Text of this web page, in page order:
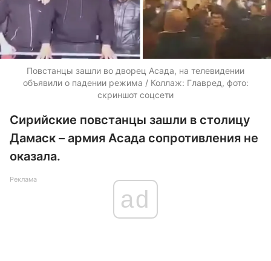
Повстанцы зашли во дворец Асада, на телевидении
объявили о падении режима / Коллаж: Главред, фото:
скриншот соцсети
Сирийские повстанцы зашли в столицу
Дамаск – армия Асада сопротивления не
оказала.
Реклама
ad